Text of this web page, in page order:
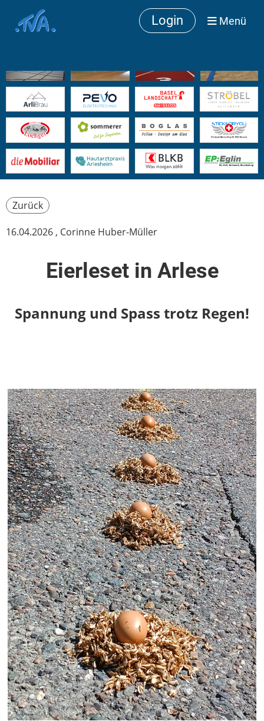
Login Menü
Zurück
16.04.2026 , Corinne Huber-Müller
Eierleset in Arlese
Spannung und Spass trotz Regen!